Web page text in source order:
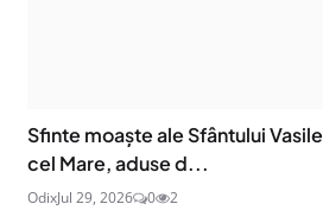
Sfinte moaşte ale Sfântului Vasile
cel Mare, aduse d...
OdixJul 29, 2026 0 2